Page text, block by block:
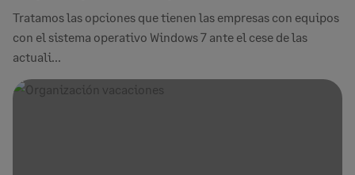
Tratamos las opciones que tienen las empresas con equipos
con el sistema operativo Windows 7 ante el cese de las
actuali...